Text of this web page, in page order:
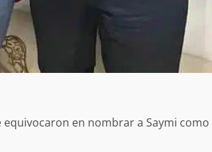
en nombrar a Saymi
del
Exhorta Poder Legislativo
a realizar una
estructural integral de las
Escuela Secundaria
Garza